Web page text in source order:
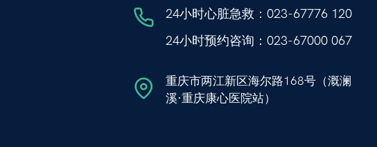
24小时心脏急救： 023-67776 120
24小时预约咨询： 023-67000 067
重庆市两江新区海尔路168号（溉澜
溪·重庆康心医院站）